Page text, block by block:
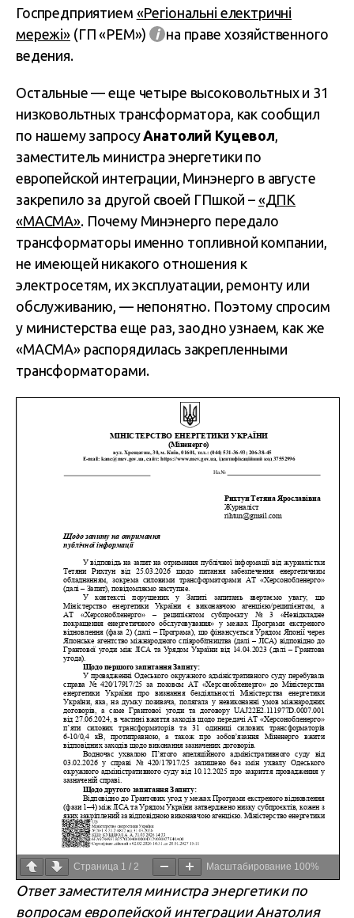
Госпредприятием «Регіональні електричні
мережі» (ГП «РЕМ») і на праве хозяйственного
ведения.
Остальные — еще четыре высоковольтных и 31
низковольтных трансформатора, как сообщил
по нашему запросу Анатолий Куцевол
заместитель министра энергетики по
европейской интеграции, Минэнерго в августе
закрепило за другой своей ГПшкой – «ДПК
«МАСМА». Почему Минэнерго передало
трансформаторы именно топливной компании,
не имеющей никакого отношения к
электросетям, их эксплуатации, ремонту или
обслуживанию, — непонятно. Поэтому спросим
у министерства еще раз, заодно узнаем, как же
«МАСМА» распорядилась закрепленными
трансформаторами.
Страница 1 / 2 Масштабирование 100%
Ответ заместителя министра энергетики по
вопросам европейской интеграции Анатолия